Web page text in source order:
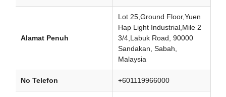
Alamat Penuh
Lot 25,Ground Floor,Yuen
Hap Light Industrial,Mile 2
3/4,Labuk Road, 90000
Sandakan, Sabah,
Malaysia
No Telefon +601119966000